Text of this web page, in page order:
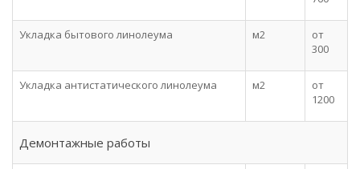
Укладка бытового линолеума м2
от
300
Укладка антистатического линолеума м2
от
1200
Демонтажные работы